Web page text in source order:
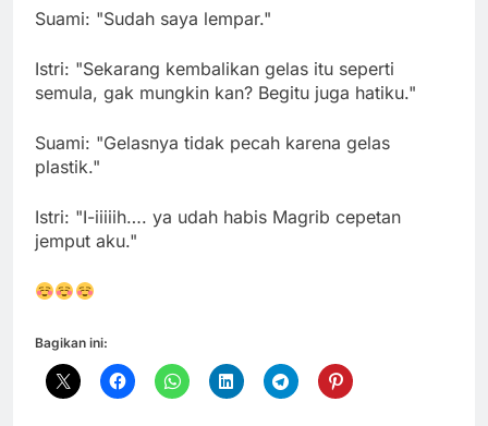
Suami: "Sudah saya lempar."
Istri: "Sekarang kembalikan gelas itu seperti
semula, gak mungkin kan? Begitu juga hatiku."
Suami: "Gelasnya tidak pecah karena gelas
plastik."
Istri: "I-iiiiih…. ya udah habis Magrib cepetan
jemput aku."
Bagikan ini: